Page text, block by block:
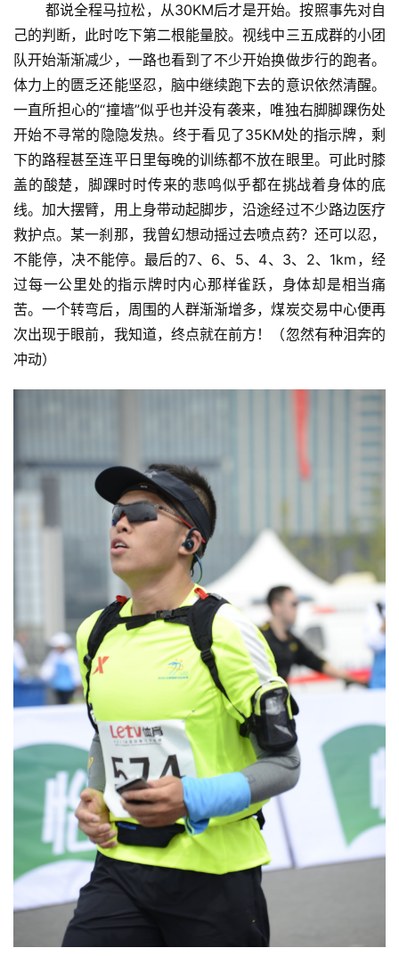
都说全程马拉松，从30KM后才是开始。按照事先对自
己的判断，此时吃下第二根能量胶。视线中三五成群的小团
队开始渐渐减少，一路也看到了不少开始换做步行的跑者。
体力上的匮乏还能坚忍，脑中继续跑下去的意识依然清醒。
一直所担心的“撞墙”似乎也并没有袭来，唯独右脚脚踝伤处
开始不寻常的隐隐发热。终于看见了35KM处的指示牌，剩
下的路程甚至连平日里每晚的训练都不放在眼里。可此时膝
盖的酸楚，脚踝时时传来的悲鸣似乎都在挑战着身体的底
线。加大摆臂，用上身带动起脚步，沿途经过不少路边医疗
救护点。某一刹那，我曾幻想动摇过去喷点药？还可以忍，
不能停，决不能停。最后的7、6、5、4、3、2、1km，经
过每一公里处的指示牌时内心那样雀跃，身体却是相当痛
苦。一个转弯后，周围的人群渐渐增多，煤炭交易中心便再
次出现于眼前，我知道，终点就在前方！（忽然有种泪奔的
冲动）